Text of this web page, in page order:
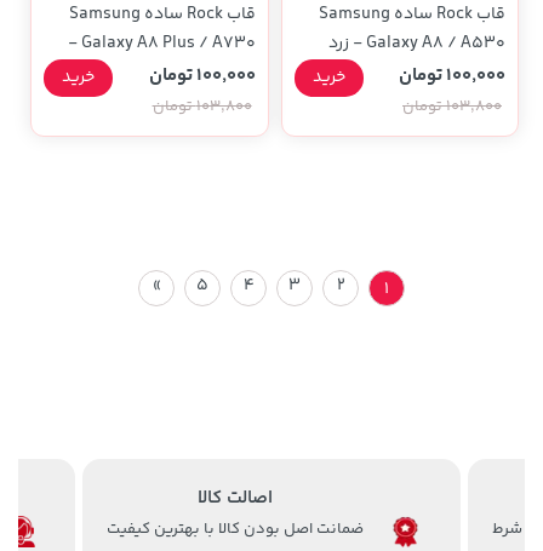
قاب Rock ساده Samsung
Galaxy A8 / A530 - زرد
فانتزی
100,000 تومان
103,800 تومان
خرید
قاب Rock ساده Samsung
Galaxy A8 Plus / A730 -
زرد
100,000 تومان
103,800 تومان
خرید
1
2
3
4
5
»
اصالت کالا
ضمانت اصل بودن کالا با بهترین کیفیت